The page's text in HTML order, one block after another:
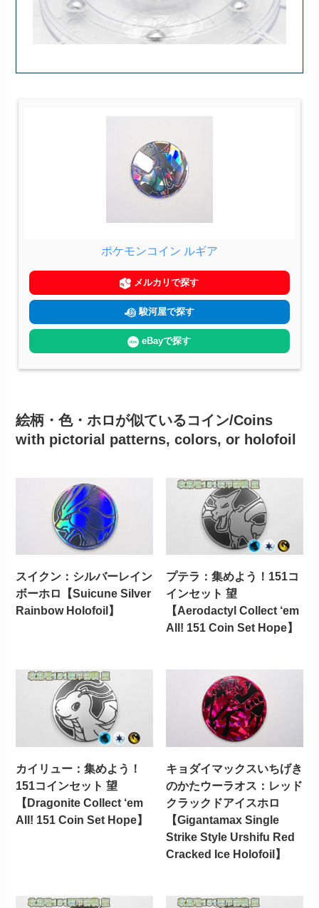
ポケモンコイン ルギア
メルカリで探す
駿河屋で探す
eBayで探す
絵柄・色・ホロが似ているコイン/Coins
with pictorial patterns, colors, or holofoil
スイクン：シルバーレイン
ボーホロ【Suicune Silver
Rainbow Holofoil】
プテラ：集めよう！151コ
インセット 望
【Aerodactyl Collect ‘em
All! 151 Coin Set Hope】
カイリュー：集めよう！
151コインセット 望
【Dragonite Collect ‘em
All! 151 Coin Set Hope】
キョダイマックスいちげき
のかたウーラオス：レッド
クラックドアイスホロ
【Gigantamax Single
Strike Style Urshifu Red
Cracked Ice Holofoil】